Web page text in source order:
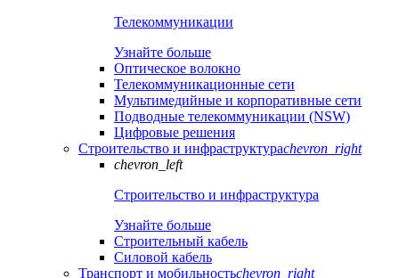
Телекоммуникации
Узнайте больше
Оптическое волокно
Телекоммуникационные сети
Мультимедийные и корпоративные сети
Подводные телекоммуникации (NSW)
Цифровые решения
Строительство и инфраструктураchevron_right
chevron_left
Строительство и инфраструктура
Узнайте больше
Строительный кабель
Силовой кабель
Транспорт и мобильностьchevron_right